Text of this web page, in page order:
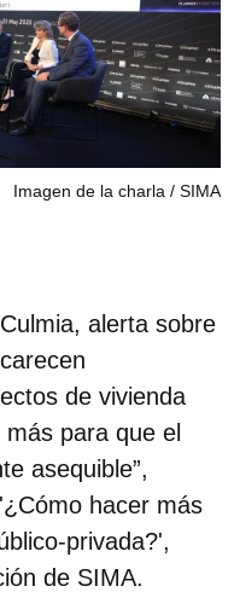
Imagen de la charla SIMA
alerta sobre
de vivienda
más para que el
asequible”,
hacer más
privada?',
de SIMA.